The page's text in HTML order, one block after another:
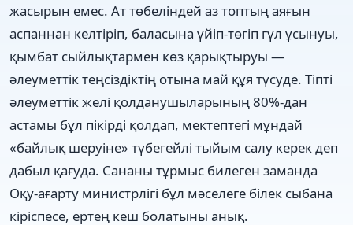
жасырын емес. Ат төбеліндей аз топтың аяғын
аспаннан келтіріп, баласына үйіп-төгіп гүл ұсынуы,
қымбат сыйлықтармен көз қарықтыруы —
әлеуметтік теңсіздіктің отына май құя түсуде. Тіпті
әлеуметтік желі қолданушыларының 80%-дан
астамы бұл пікірді қолдап, мектептегі мұндай
«байлық шеруіне» түбегейлі тыйым салу керек деп
дабыл қағуда. Сананы тұрмыс билеген заманда
Оқу-ағарту министрлігі бұл мәселеге білек сыбана
кіріспесе, ертең кеш болатыны анық.